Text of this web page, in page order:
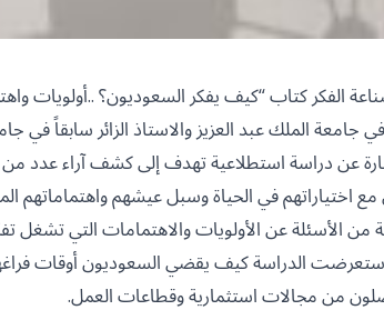
الفكر كتاب “كيف يفكر السعوديون؟ ..أولويات
الملك عبد العزيز والاستاذ الزائر سابقاً في
عبارة عن دراسة استطلاعية تهدف إلى كشف آراء عدد
اختياراتهم في الحياة وسبل عيشهم واهتماماتهم
الأسئلة عن الأولويات والاهتمامات التي تشغل
الدراسة كيف يقضي السعوديون أوقات
من مجالات استثمارية وقطاعات العمل.